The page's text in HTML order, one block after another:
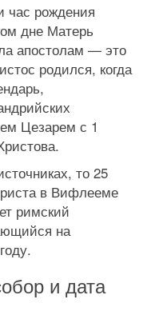
час рождения
дне Матерь
апостолам — это
родился, когда
Цезарем с 1
то 25
в Вифлееме
римский
на
и дата